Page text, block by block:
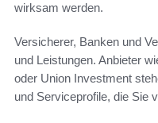
wirksam werden.
Versicherer, Banken und
und Leistungen. Anbieter
oder Union Investment
und Serviceprofile, die Sie